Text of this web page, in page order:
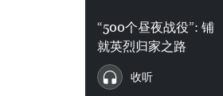
“500个昼夜战役”: 铺
就英烈归家之路
收听